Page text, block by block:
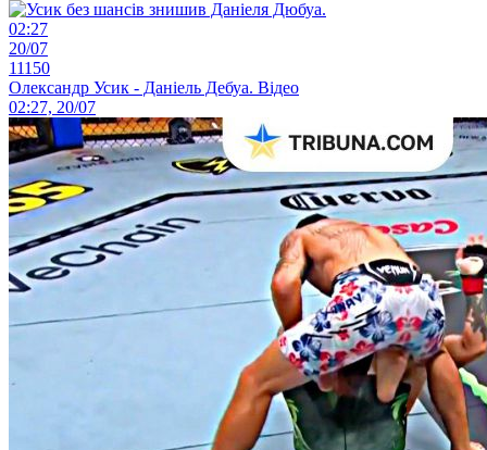
02:27
20/07
11150
Олександр Усик - Даніель Дебуа. Відео
02:27, 20/07